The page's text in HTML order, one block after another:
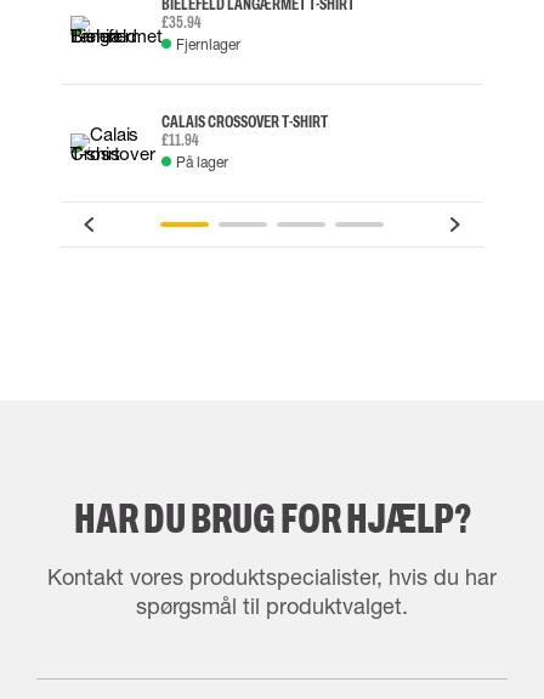
BIELEFELD LANGÆRMET T-SHIRT
£35.94
Fjernlager
CALAIS CROSSOVER T-SHIRT
£11.94
På lager
HAR DU BRUG FOR HJÆLP?
Kontakt vores produktspecialister, hvis du har
spørgsmål til produktvalget.